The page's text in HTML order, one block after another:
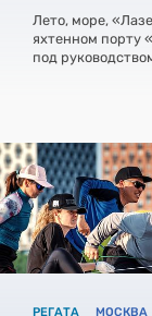
Лето, море,
яхтенном порту
под
РЕГАТА МОСКВА